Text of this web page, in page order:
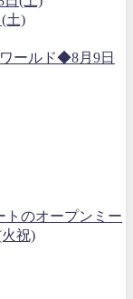
土)
ールド◆8月9日
トのオープンミー
祝)